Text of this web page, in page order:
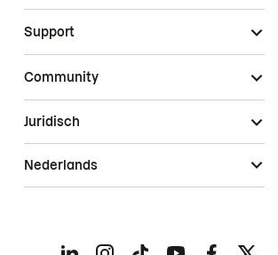
Support
Community
Juridisch
Nederlands